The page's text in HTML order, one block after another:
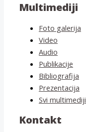
Multimediji
Foto galerija
Video
Audio
Publikacije
Bibliografija
Prezentacija
Svi multimediji
Kontakt